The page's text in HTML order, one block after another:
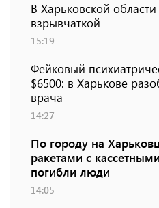
В Харьковской
взрывчаткой
15:19
Фейковый
$6500: в Харькове
врача
14:27
По городу на
ракетами с
погибли люди
14:05